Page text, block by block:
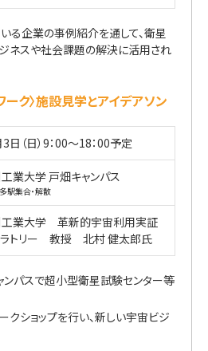
る企業の事例紹介を通して、衛星
ネスや社会課題の解決に活用され
ーク〉施設見学とアイデアソン
日（日）9：00～18：00予定
業大学 戸畑キャンパス
駅集合・解散
工業大学 革新的宇宙利用実証
トリー 教授 北村 健太郎氏
パスで超小型衛星試験センター等
クショップを行い、新しい宇宙ビジ